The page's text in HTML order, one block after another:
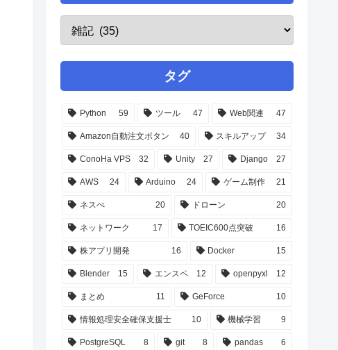
タグ
Python 59 ツール 47 Web関連 47
Amazon自動注文ボタン 40 スキルアップ 34
ConoHa VPS 32 Unity 27 Django 27
AWS 24 Arduino 24 ゲーム制作 21
ネスぺ 20 ドローン 20
ネットワーク 17 TOEIC600点突破 16
株アプリ開発 16 Docker 15
Blender 15 エンスペ 12 openpyxl 12
まとめ 11 GeForce 10
情報処理安全確保支援士 10 機械学習 9
PostgreSQL 8 git 8 pandas 6